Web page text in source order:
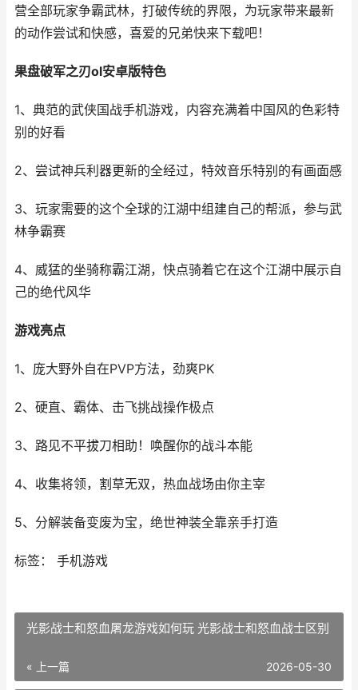
营全部玩家争霸武林，打破传统的界限，为玩家带来最新
的动作尝试和快感，喜爱的兄弟快来下载吧！
果盘破军之刃ol安卓版特色
1、典范的武侠国战手机游戏，内容充满着中国风的色彩特
别的好看
2、尝试神兵利器更新的全经过，特效音乐特别的有画面感
3、玩家需要的这个全球的江湖中组建自己的帮派，参与武
林争霸赛
4、威猛的坐骑称霸江湖，快点骑着它在这个江湖中展示自
己的绝代风华
游戏亮点
1、庞大野外自在PVP方法，劲爽PK
2、硬直、霸体、击飞挑战操作极点
3、路见不平拔刀相助！唤醒你的战斗本能
4、收集将领，割草无双，热血战场由你主宰
5、分解装备变废为宝，绝世神装全靠亲手打造
标签： 手机游戏
光影战士和怒血屠龙游戏如何玩 光影战士和怒血战士区别
« 上一篇 2026-05-30